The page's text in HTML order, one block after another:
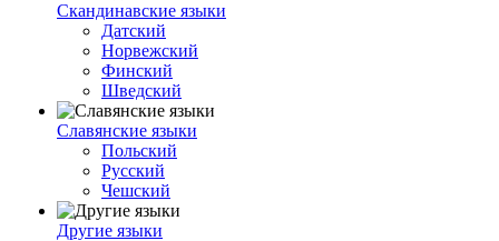
Скандинавские языки
Датский
Норвежский
Финский
Шведский
Славянские языки
Польский
Русский
Чешский
Другие языки